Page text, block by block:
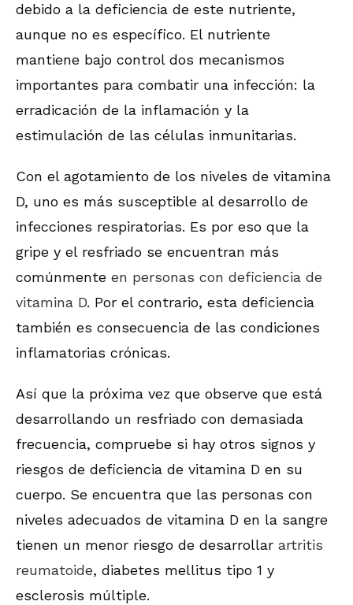
debido a la deficiencia de este nutriente,
aunque no es específico. El nutriente
mantiene bajo control dos mecanismos
importantes para combatir una infección: la
erradicación de la inflamación y la
estimulación de las células inmunitarias.
Con el agotamiento de los niveles de vitamina
D, uno es más susceptible al desarrollo de
infecciones respiratorias. Es por eso que la
gripe y el resfriado se encuentran más
comúnmente en personas con deficiencia de
vitamina D. Por el contrario, esta deficiencia
también es consecuencia de las condiciones
inflamatorias crónicas.
Así que la próxima vez que observe que está
desarrollando un resfriado con demasiada
frecuencia, compruebe si hay otros signos y
riesgos de deficiencia de vitamina D en su
cuerpo. Se encuentra que las personas con
niveles adecuados de vitamina D en la sangre
tienen un menor riesgo de desarrollar artritis
reumatoide, diabetes mellitus tipo 1 y
esclerosis múltiple.